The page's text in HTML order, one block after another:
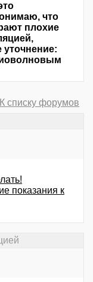
что
плохие
уточнение:
К списку форумов
показания к